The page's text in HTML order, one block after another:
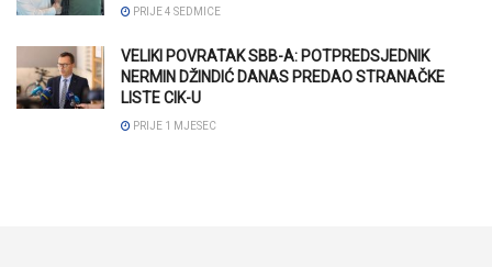
PRIJE 4 SEDMICE
VELIKI POVRATAK SBB-A: POTPREDSJEDNIK
NERMIN DŽINDIĆ DANAS PREDAO STRANAČKE
LISTE CIK-U
PRIJE 1 MJESEC